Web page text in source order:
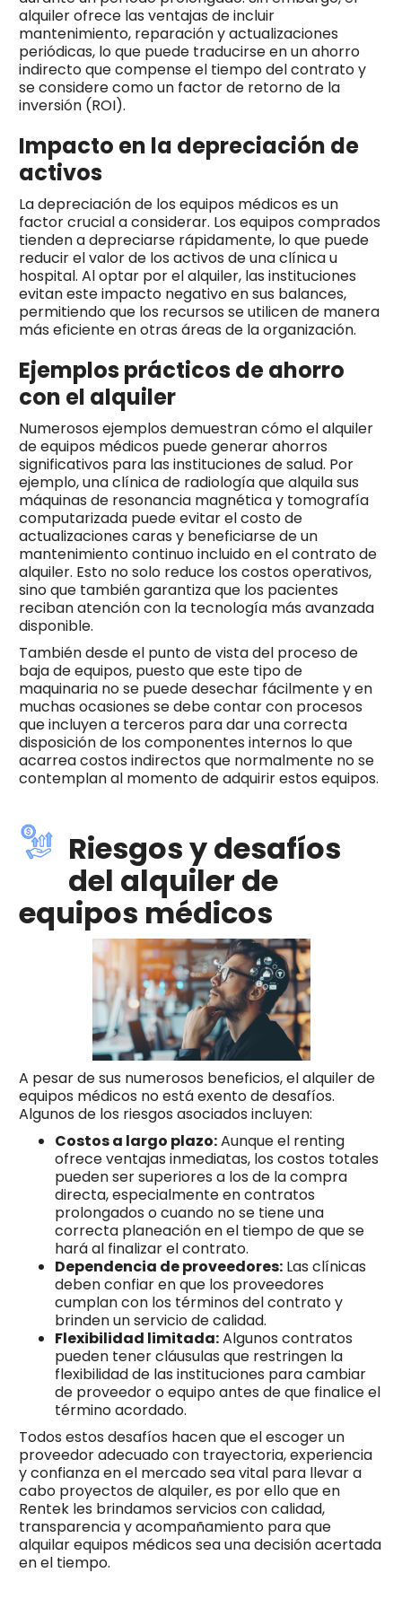
alquiler ofrece las ventajas de incluir
mantenimiento, reparación y actualizaciones
periódicas, lo que puede traducirse en un ahorro
indirecto que compense el tiempo del contrato y
se considere como un factor de retorno de la
inversión (ROI).
Impacto en la depreciación de
activos
La depreciación de los equipos médicos es un
factor crucial a considerar. Los equipos comprados
tienden a depreciarse rápidamente, lo que puede
reducir el valor de los activos de una clínica u
hospital. Al optar por el alquiler, las instituciones
evitan este impacto negativo en sus balances,
permitiendo que los recursos se utilicen de manera
más eficiente en otras áreas de la organización.
Ejemplos prácticos de ahorro
con el alquiler
Numerosos ejemplos demuestran cómo el alquiler
de equipos médicos puede generar ahorros
significativos para las instituciones de salud. Por
ejemplo, una clínica de radiología que alquila sus
máquinas de resonancia magnética y tomografía
computarizada puede evitar el costo de
actualizaciones caras y beneficiarse de un
mantenimiento continuo incluido en el contrato de
alquiler. Esto no solo reduce los costos operativos,
sino que también garantiza que los pacientes
reciban atención con la tecnología más avanzada
disponible.
También desde el punto de vista del proceso de
baja de equipos, puesto que este tipo de
maquinaria no se puede desechar fácilmente y en
muchas ocasiones se debe contar con procesos
que incluyen a terceros para dar una correcta
disposición de los componentes internos lo que
acarrea costos indirectos que normalmente no se
contemplan al momento de adquirir estos equipos.
Riesgos y desafíos
del alquiler de
equipos médicos
A pesar de sus numerosos beneficios, el alquiler de
equipos médicos no está exento de desafíos.
Algunos de los riesgos asociados incluyen:
Costos a largo plazo:Aunque el renting
ofrece ventajas inmediatas, los costos totales
pueden ser superiores a los de la compra
directa, especialmente en contratos
prolongados o cuando no se tiene una
correcta planeación en el tiempo de que se
hará al finalizar el contrato.
Dependencia de proveedores:Las clínicas
deben confiar en que los proveedores
cumplan con los términos del contrato y
brinden un servicio de calidad.
Flexibilidad limitada:Algunos contratos
pueden tener cláusulas que restringen la
flexibilidad de las instituciones para cambiar
de proveedor o equipo antes de que finalice el
término acordado.
Todos estos desafíos hacen que el escoger un
proveedor adecuado con trayectoria, experiencia
y confianza en el mercado sea vital para llevar a
cabo proyectos de alquiler, es por ello que en
Rentek les brindamos servicios con calidad,
transparencia y acompañamiento para que
alquilar equipos médicos sea una decisión acertada
en el tiempo.